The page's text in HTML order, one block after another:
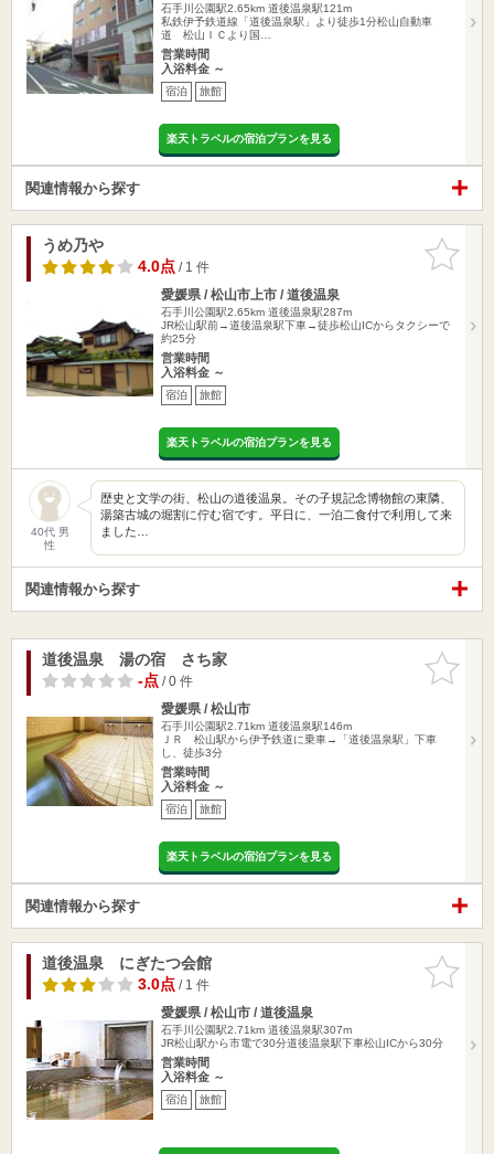
石手川公園駅2.65km 道後温泉駅121m
私鉄伊予鉄道線「道後温泉駅」より徒歩1分松山自動車
道 松山ＩＣより国…
営業時間
入浴料金 ～
宿泊 旅館
楽天トラベルの宿泊プランを見る
関連情報から探す
お気に入
りに追加
うめ乃や
4.0点/ 1 件
愛媛県 / 松山市上市 / 道後温泉
石手川公園駅2.65km 道後温泉駅287m
JR松山駅前→道後温泉駅下車→徒歩松山ICからタクシーで
約25分
営業時間
入浴料金 ～
宿泊 旅館
楽天トラベルの宿泊プランを見る
40代 男
性
歴史と文学の街、松山の道後温泉。その子規記念博物館の東隣、
湯築古城の堀割に佇む宿です。平日に、一泊二食付で利用して来
ました…
関連情報から探す
お気に入
りに追加
道後温泉 湯の宿 さち家
-点/ 0 件
愛媛県 / 松山市
石手川公園駅2.71km 道後温泉駅146m
ＪＲ 松山駅から伊予鉄道に乗車→「道後温泉駅」下車
し、徒歩3分
営業時間
入浴料金 ～
宿泊 旅館
楽天トラベルの宿泊プランを見る
関連情報から探す
お気に入
りに追加
道後温泉 にぎたつ会館
3.0点/ 1 件
愛媛県 / 松山市 / 道後温泉
石手川公園駅2.71km 道後温泉駅307m
JR松山駅から市電で30分道後温泉駅下車松山ICから30分
営業時間
入浴料金 ～
宿泊 旅館